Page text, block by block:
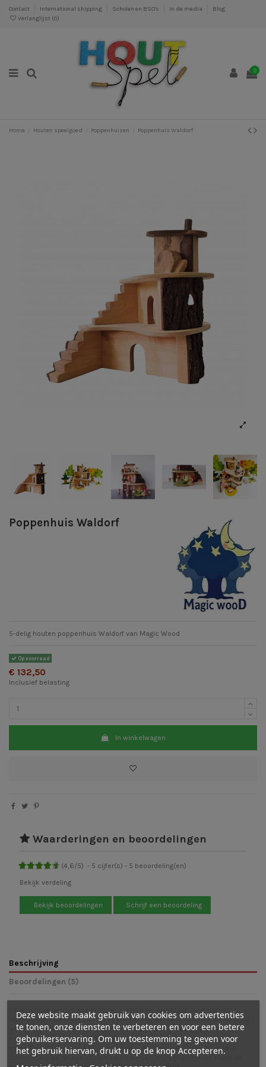
Contact International shipping Scholen en BSO's In de media
Blog
Verlanglijst (0)
0
Home Houten speelgoed Poppenhuizen Poppenhuis Waldorf
Poppenhuis Waldorf
5-delig houten poppenhuis Waldorf van Magic Wood
Op voorraad
€ 132,50
Inclusief belasting
In winkelwagen
Waarderingen en beoordelingen
(4,6/5) - 5 cijfer(s) - 5 beoordeling(en)
Bekijk verdeling
Bekijk beoordelingen Schrijf een beoordeling
Beschrijving
Beoordelingen (5)
Dit prachtige houten poppenhuis is gemaakt van blank hout met op
sommige plaatsen de (donkere) bast er nog aan. Het poppenhuis bestaat
uit 5 losse delen waarvan de grootste 2 zelf aan elkaar gezet kunnen
worden met een (bijgeleverde) deuvel. Het poppenhuis heeft allemaal
grappige details zoals een schommel, 2 trappen, een bovenkant met
schoorsteentje en een uitschuivend kamertje. Dit poppenhuis heeft de
Deze website maakt gebruik van cookies om advertenties
te tonen, onze diensten te verbeteren en voor een betere
gebruikerservaring. Om uw toestemming te geven voor
het gebruik hiervan, drukt u op de knop Accepteren.